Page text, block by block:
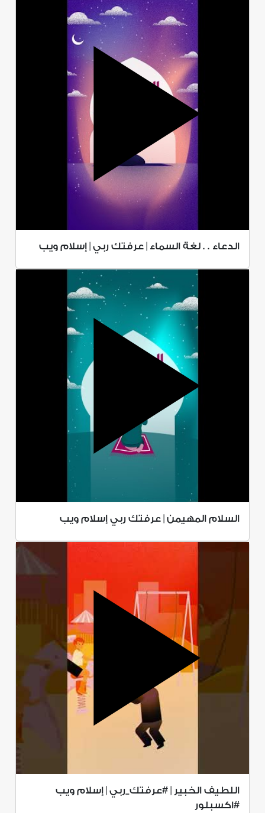
الدعاء . . لغة السماء | عرفتك ربي | إسلام ويب
السلام المهيمن | عرفتك ربي إسلام ويب
اللطيف الخبير | #عرفتك_ربي | إسلام ويب
#اكسبلور